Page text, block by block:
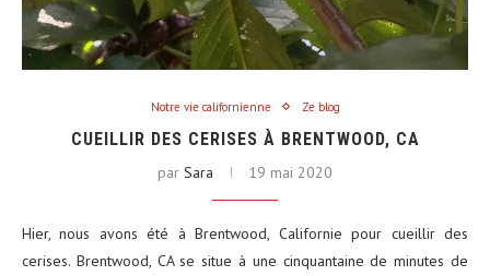
Notre vie californienne Ze blog
CUEILLIR DES CERISES À BRENTWOOD, CA
par Sara 19 mai 2020
Hier, nous avons été à Brentwood, Californie pour cueillir des
cerises. Brentwood, CA se situe à une cinquantaine de minutes de